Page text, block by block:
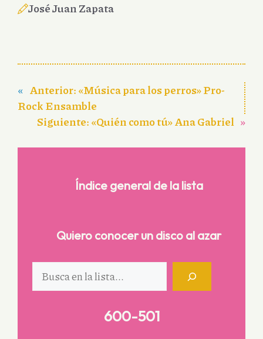
José Juan Zapata
« Anterior:«Música para los perros» Pro-
Rock Ensamble
Siguiente:«Quién como tú» Ana Gabriel »
Índice general de la lista
Quiero conocer un disco al azar
600-501